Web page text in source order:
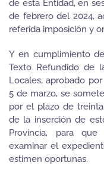
de esta Entidad, en
de febrero del 2024,
referida imposición y
Y en cumplimiento
Texto Refundido de
Locales, aprobado
5 de marzo, se
por el plazo de
de la inserción de
Provincia, para que
examinar el
estimen oportunas.